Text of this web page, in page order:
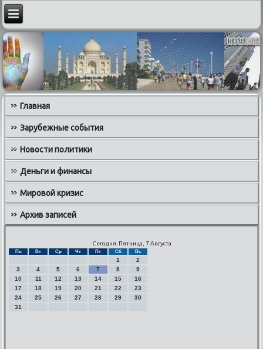
Главная
Зарубежные события
Новости политики
Деньги и финансы
Мировой кризис
Архив записей
Сегодня: Пятница, 7 Августа
Пн Вт Ср Чт Пт Сб Вс
1
2
3
4 5 6 7 8
9
10
11 12 13 14 15
16
17
18 19 20 21 22
23
24
25 26 27 28 29
30
31